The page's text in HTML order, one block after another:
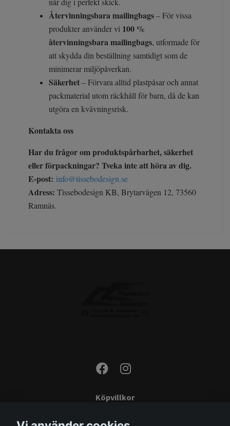
Återvinningsbara mailingbags– För vissa
produkter använder vi 100 %
återvinningsbara mailingbags, utformade för
att skydda din beställning samtidigt som de
minimerar miljöpåverkan.
Säkerhet– Förvara alltid plastpåsar och annat
packmaterial utom räckhåll för barn, då de kan
utgöra en kvävningsrisk.
Kontakta oss
Har du frågor om produktspårbarhet, säkerhet
eller förpackningar? Tveka inte att höra av dig.
E-post: info@tissebodesign.se
Adress: Tissebodesign KB, Brytarvägen 12, 73560
Ramnäs.
Köpvillkor